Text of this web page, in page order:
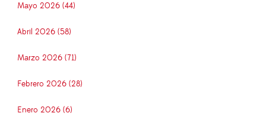
Mayo 2026 (44)
Abril 2026 (58)
Marzo 2026 (71)
Febrero 2026 (28)
Enero 2026 (6)